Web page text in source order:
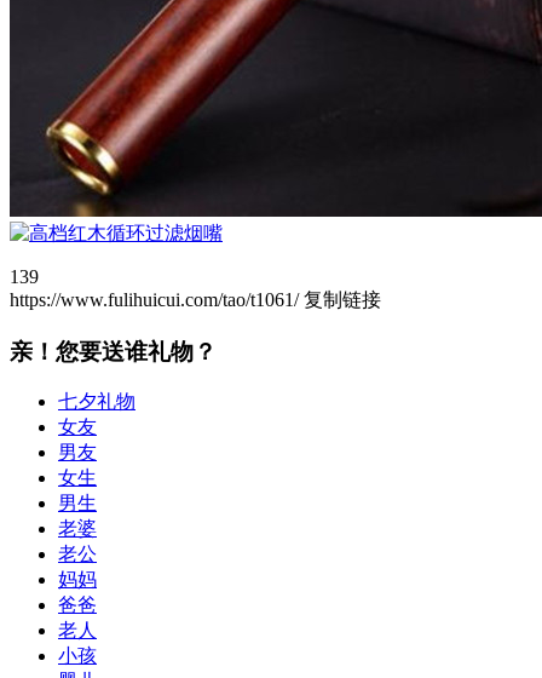
139
https://www.fulihuicui.com/tao/t1061/ 复制链接
亲！您要送谁礼物？
七夕礼物
女友
男友
女生
男生
老婆
老公
妈妈
爸爸
老人
小孩